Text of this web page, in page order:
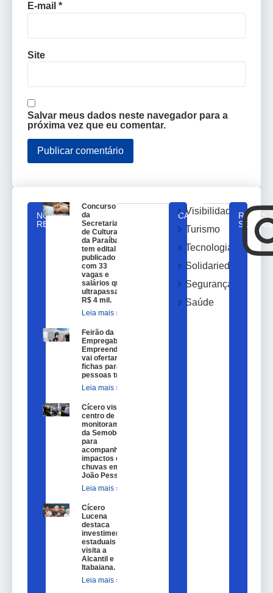
E-mail *
Site
Salvar meus dados neste navegador para a
próxima vez que eu comentar.
NOTICIAS
RELACIONADAS
Concurso
da
Secretaria
de Cultura
da Paraíba
tem edital
publicado
com 33
vagas e
salários que
ultrapassam
R$ 4 mil.
Leia mais »
Feirão da
Empregabilidade e
Empreendedorismo
vai ofertar 100
fichas para
pessoas trans.
Leia mais »
Cícero visita
centro de
monitoramento
da Semob-JP
para
acompanhar
impactos das
chuvas em
João Pessoa.
Leia mais »
Cícero
Lucena
destaca
investimentos
estaduais em
visita a
Alcantil e
Itabaiana.
Leia mais »
CATEGORIAS
Visibilidade
Turismo
Tecnologia
Solidariedade
Segurança
Saúde
REDES
SOCIAIS